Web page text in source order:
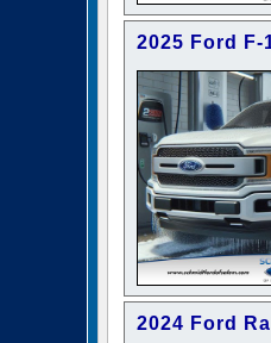
2025 Ford F-
2024 Ford